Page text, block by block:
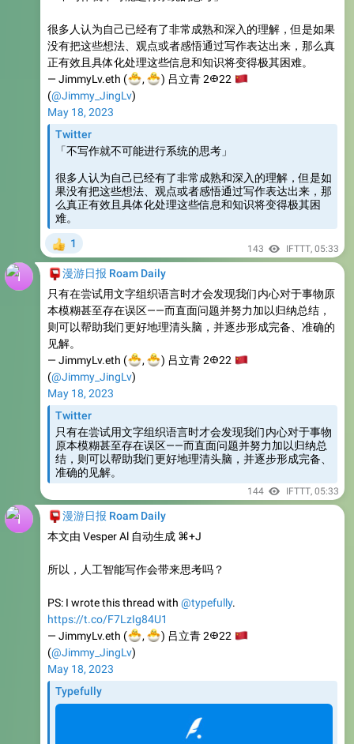
正有效且具体化处理这些信息和知识将变得极其困难。
— JimmyLv.eth (
🐣
,
🐣) 吕立青 2𐃏22
(@Jimmy_JingLv)
May 18, 2023
Twitter
「不写作就不可能进行系统的思考」
很多人认为自己已经有了非常成熟和深入的理解，但是如
果没有把这些想法、观点或者感悟通过写作表达出来，那
么真正有效且具体化处理这些信息和知识将变得极其困
难。
1
漫游日报 Roam Daily
只有在尝试用文字组织语言时才会发现我们内心对于事物原
本模糊甚至存在误区——而直面问题并努力加以归纳总结，
则可以帮助我们更好地理清头脑，并逐步形成完备、准确的
见解。
— JimmyLv.eth (
🐣
,
🐣) 吕立青 2𐃏22
(@Jimmy_JingLv
May 18, 2023
Twitter
只有在尝试用文字组织语言时才会发现我们内心对于事物
原本模糊甚至存在误区——而直面问题并努力加以归纳总
结，则可以帮助我们更好地理清头脑，并逐步形成完备、
准确的见解。
144 IFTTT,05:33
漫游日报 Roam Daily
本文由 Vesper Al 自动生成 ⌘+J
所以，人工智能写作会带来思考吗？
PS: I wrote this thread with@typefully
— JimmyLv.eth (
🐣
,
🐣) 吕立青 2𐃏22
(@Jimmy_JingLv)
May 18, 2023
Typefully